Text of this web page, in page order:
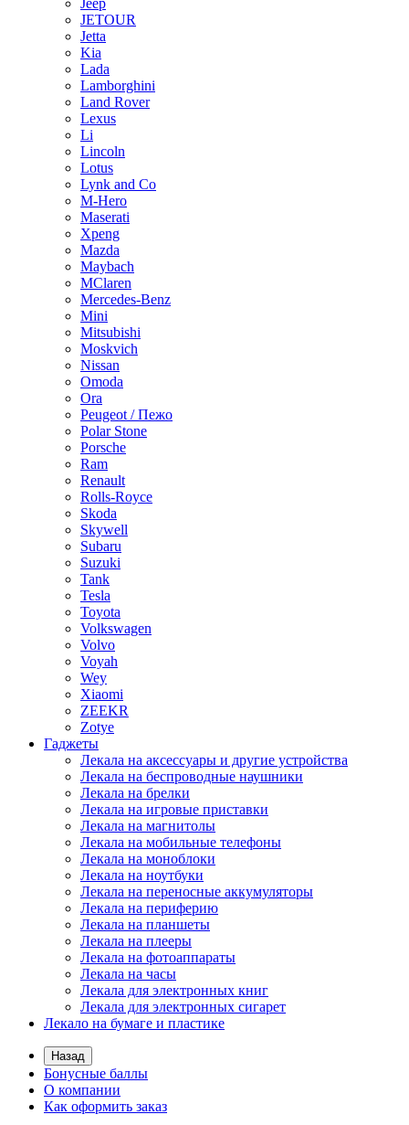
Jeep
JETOUR
Jetta
Kia
Lada
Lamborghini
Land Rover
Lexus
Li
Lincoln
Lotus
Lynk and Co
M-Hero
Maserati
Xpeng
Mazda
Maybach
MClaren
Mercedes-Benz
Mini
Mitsubishi
Moskvich
Nissan
Omoda
Ora
Peugeot / Пежо
Polar Stone
Porsche
Ram
Renault
Rolls-Royce
Skoda
Skywell
Subaru
Suzuki
Tank
Tesla
Toyota
Volkswagen
Volvo
Voyah
Wey
Xiaomi
ZEEKR
Zotye
Гаджеты
Лекала на аксессуары и другие устройства
Лекала на беспроводные наушники
Лекала на брелки
Лекала на игровые приставки
Лекала на магнитолы
Лекала на мобильные телефоны
Лекала на моноблоки
Лекала на ноутбуки
Лекала на переносные аккумуляторы
Лекала на периферию
Лекала на планшеты
Лекала на плееры
Лекала на фотоаппараты
Лекала на часы
Лекала для электронных книг
Лекала для электронных сигарет
Лекало на бумаге и пластике
Назад
Бонусные баллы
О компании
Как оформить заказ